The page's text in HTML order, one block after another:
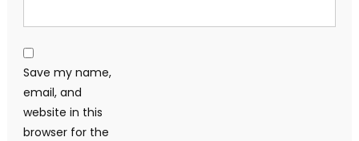
Save my name,
email, and
website in this
browser for the